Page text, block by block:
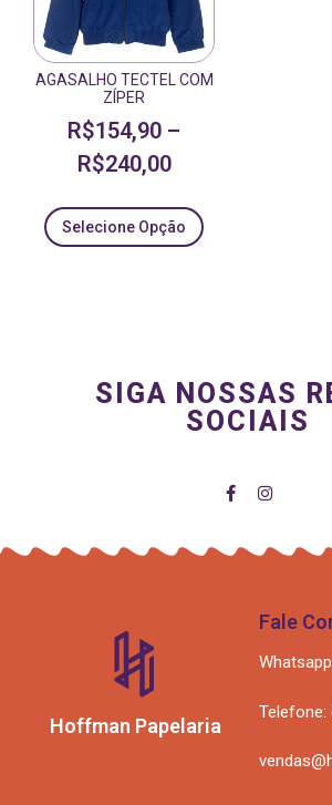
AGASALHO TECTEL COM
ZÍPER
R$154,90 –
R$240,00
Selecione Opção
SIGA NOSSAS
SOCIAIS
Hoffman Papelaria
Fale
Telefone: